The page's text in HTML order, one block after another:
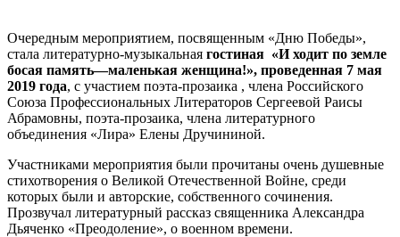
Очередным мероприятием, посвященным «Дню Победы»,
стала литературно-музыкальная гостиная «И ходит по земле
босая память—маленькая женщина!», проведенная 7 мая
2019 года, с участием поэта-прозаика , члена Российского
Союза Профессиональных Литераторов Сергеевой Раисы
Абрамовны, поэта-прозаика, члена литературного
объединения «Лира» Елены Дручининой.
Участниками мероприятия были прочитаны очень душевные
стихотворения о Великой Отечественной Войне, среди
которых были и авторские, собственного сочинения.
Прозвучал литературный рассказ священника Александра
Дьяченко «Преодоление», о военном времени.